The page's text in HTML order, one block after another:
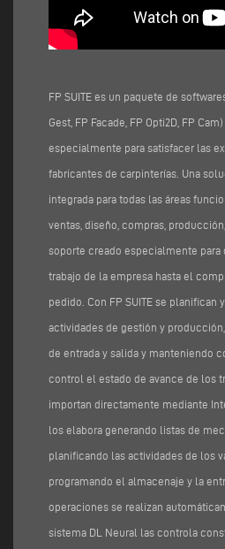
FP SUITE es un paquete de
Gest, FP Facade, FP Opti2D, FP
especialmente para satisfacer las
fabricantes de carpinterías. Una
integrada para todas las áreas
ventas, diseño, compras,
soporte creado especialmente para
trabajo de la empresa hasta el
pedido. Con FP SUITE se planifican
actividades de gestión y
de entrada y salida y manteniendo
control el estado de avance de los
importan directamente mediante
los elabora generando listas de
planificando las actividades de los
programando el almacenaje y la
operaciones se realizan
sistema DL Neural las controla